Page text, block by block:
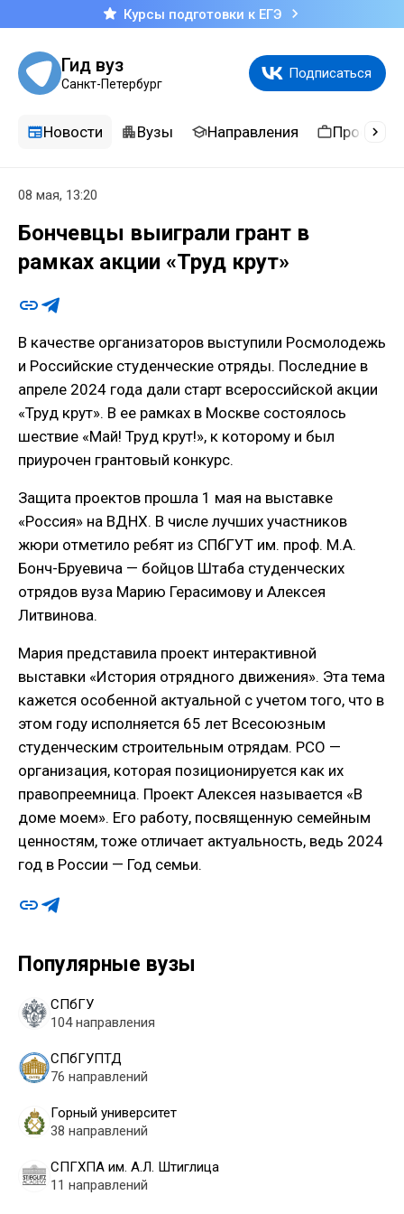
Курсы подготовки к ЕГЭ
Гид вуз
Санкт-Петербург
Подписаться
Новости Вузы Направления
Популярные вузы
СПбГУ
104 направления
СПбГУПТД
76 направлений
Горный университет
38 направлений
СПГХПА им. А.Л. Штиглица
11 направлений
08 мая, 13:20
Бончевцы выиграли грант в
рамках акции «Труд крут»
В качестве организаторов выступили Росмолодежь
и Российские студенческие отряды. Последние в
апреле 2024 года дали старт всероссийской акции
«Труд крут». В ее рамках в Москве состоялось
шествие «Май! Труд крут!», к которому и был
приурочен грантовый конкурс.
Защита проектов прошла 1 мая на выставке
«Россия» на ВДНХ. В числе лучших участников
жюри отметило ребят из СПбГУТ им. проф. М.А.
Бонч-Бруевича — бойцов Штаба студенческих
отрядов вуза Марию Герасимову и Алексея
Литвинова.
Мария представила проект интерактивной
выставки «История отрядного движения». Эта тема
кажется особенной актуальной с учетом того, что в
этом году исполняется 65 лет Всесоюзным
студенческим строительным отрядам. РСО —
организация, которая позиционируется как их
правопреемница. Проект Алексея называется «В
доме моем». Его работу, посвященную семейным
ценностям, тоже отличает актуальность, ведь 2024
год в России — Год семьи.